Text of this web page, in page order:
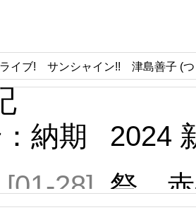
イブ! サンシャイン!! 津島善子 (
納期
[01-28]
2024
祭 赤